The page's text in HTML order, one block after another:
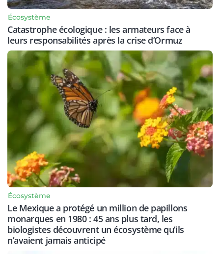
Écosystème
Catastrophe écologique : les armateurs face à
leurs responsabilités après la crise d’Ormuz
Écosystème
Le Mexique a protégé un million de papillons
monarques en 1980 : 45 ans plus tard, les
biologistes découvrent un écosystème qu’ils
n’avaient jamais anticipé